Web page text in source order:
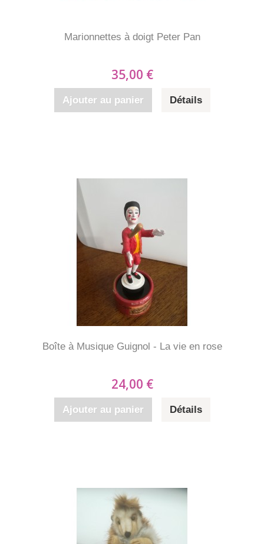
Marionnettes à doigt Peter Pan
35,00 €
Ajouter au panier Détails
Boîte à Musique Guignol - La vie en rose
24,00 €
Ajouter au panier Détails